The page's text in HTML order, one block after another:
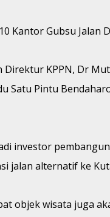
Kantor Gubsu Jalan
Direktur KPPN, Dr
Satu Pintu
investor
jalan alternatif ke
objek wisata juga